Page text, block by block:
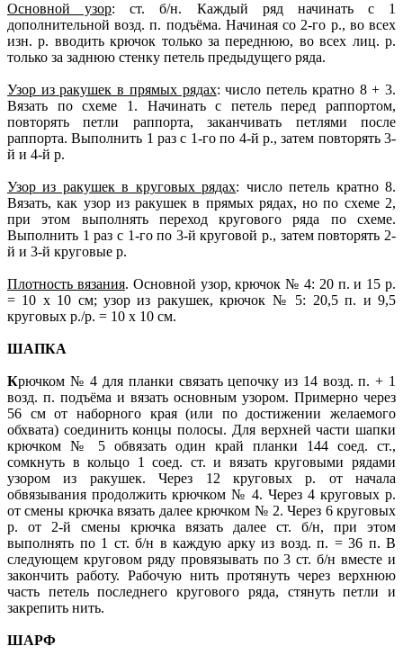
Основной узор: ст. б/н. Каждый ряд начинать с 1
дополнительной возд. п. подъёма. Начиная со 2-го р., во всех
изн. р. вводить крючок только за переднюю, во всех лиц. р.
только за заднюю стенку петель предыдущего ряда.
Узор из ракушек в прямых рядах: число петель кратно 8 + 3.
Вязать по схеме 1. Начинать с петель перед раппортом,
повторять петли раппорта, заканчивать петлями после
раппорта. Выполнить 1 раз с 1-го по 4-й р., затем повторять 3-
й и 4-й р.
Узор из ракушек в круговых рядах: число петель кратно 8.
Вязать, как узор из ракушек в прямых рядах, но по схеме 2,
при этом выполнять переход кругового ряда по схеме.
Выполнить 1 раз с 1-го по 3-й круговой р., затем повторять 2-
й и 3-й круговые р.
Плотность вязания. Основной узор, крючок № 4: 20 п. и 15 р.
= 10 х 10 см; узор из ракушек, крючок № 5: 20,5 п. и 9,5
круговых р./р. = 10 х 10 см.
ШАПКА
Крючком № 4 для планки связать цепочку из 14 возд. п. + 1
возд. п. подъёма и вязать основным узором. Примерно через
56 см от наборного края (или по достижении желаемого
обхвата) соединить концы полосы. Для верхней части шапки
крючком № 5 обвязать один край планки 144 соед. ст.,
сомкнуть в кольцо 1 соед. ст. и вязать круговыми рядами
узором из ракушек. Через 12 круговых р. от начала
обвязывания продолжить крючком № 4. Через 4 круговых р.
от смены крючка вязать далее крючком № 2. Через 6 круговых
р. от 2-й смены крючка вязать далее ст. б/н, при этом
выполнять по 1 ст. б/н в каждую арку из возд. п. = 36 п. В
следующем круговом ряду провязывать по 3 ст. б/н вместе и
закончить работу. Рабочую нить протянуть через верхнюю
часть петель последнего кругового ряда, стянуть петли и
закрепить нить.
ШАРФ